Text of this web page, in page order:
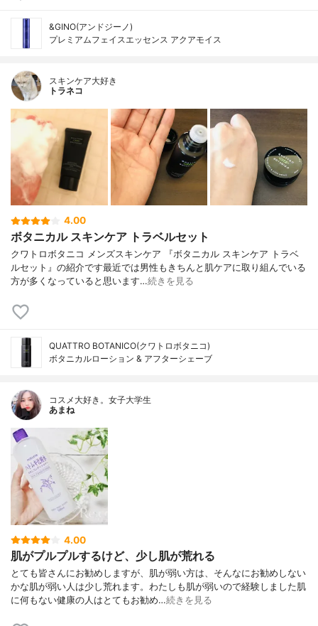
&GINO(アンドジーノ)
プレミアムフェイスエッセンス アクアモイス
スキンケア大好き
トラネコ
4.00
ボタニカル スキンケア トラベルセット
クワトロボタニコ メンズスキンケア 『ボタニカル スキンケア トラベ
ルセット』の紹介です最近では男性もきちんと肌ケアに取り組んでいる
方が多くなっていると思います…続きを見る
QUATTRO BOTANICO(クワトロボタニコ)
ボタニカルローション & アフターシェーブ
コスメ大好き。女子大学生
あまね
4.00
肌がプルプルするけど、少し肌が荒れる
とても皆さんにお勧めしますが、肌が弱い方は、そんなにお勧めしない
かな肌が弱い人は少し荒れます。わたしも肌が弱いので経験しました肌
に何もない健康の人はとてもお勧め…続きを見る